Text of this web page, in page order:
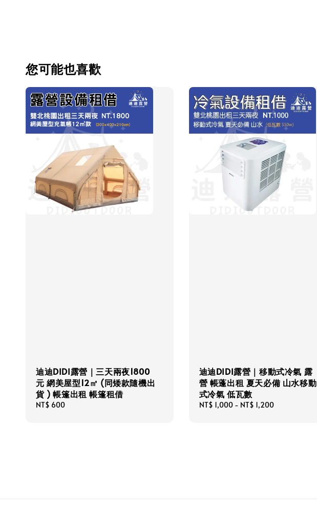
您可能也喜歡
迪迪DIDI露營｜三天兩夜1800
元 網美屋型12㎡ (同矮款隨機出
貨 ) 帳篷出租 帳篷租借
Regular
NT$ 600
迪迪DIDI露營｜移動式冷氣 露
營 帳蓬出租 夏天必備 山水移動
式冷氣 低瓦數
Regular
NT$ 1,000- NT$ 1,200